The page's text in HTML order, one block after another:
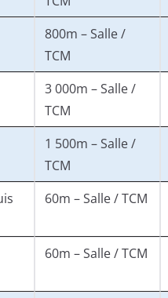
800m – Salle /
TCM
3 000m – Salle /
TCM
1 500m – Salle /
TCM
60m – Salle / TCM
60m – Salle / TCM